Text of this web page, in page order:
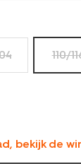
110/
bekijk de